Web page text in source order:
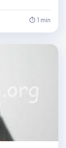
⏱ 1 min